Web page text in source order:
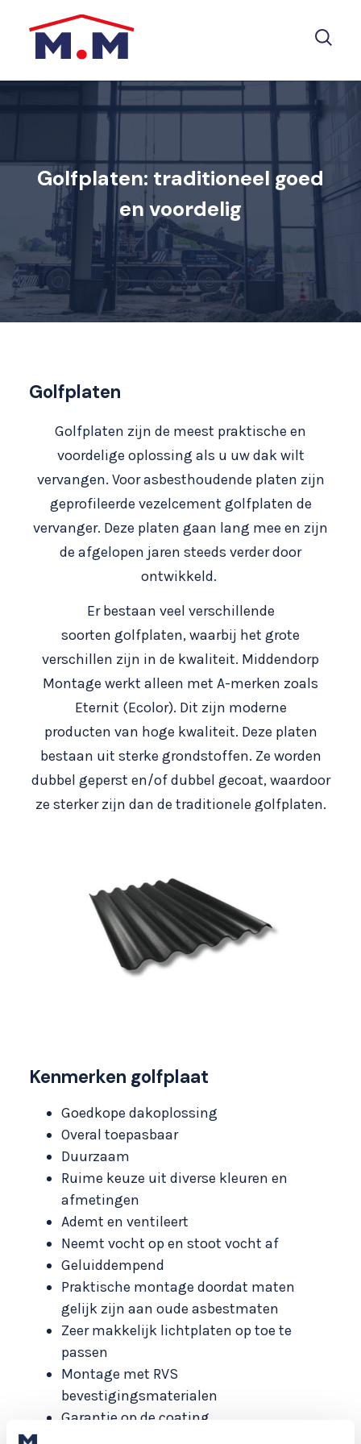
Golfplaten: traditioneel goed
en voordelig
Golfplaten
Golfplaten zijn de meest praktische en
voordelige oplossing als u uw dak wilt
vervangen. Voor asbesthoudende platen zijn
geprofileerde vezelcement golfplaten de
vervanger. Deze platen gaan lang mee en zijn
de afgelopen jaren steeds verder door
ontwikkeld.
Er bestaan veel verschillende
soorten golfplaten, waarbij het grote
verschillen zijn in de kwaliteit. Middendorp
Montage werkt alleen met A-merken zoals
Eternit (Ecolor). Dit zijn moderne
producten van hoge kwaliteit. Deze platen
bestaan uit sterke grondstoffen. Ze worden
dubbel geperst en/of dubbel gecoat, waardoor
ze sterker zijn dan de traditionele golfplaten.
Kenmerken golfplaat
Goedkope dakoplossing
Overal toepasbaar
Duurzaam
Ruime keuze uit diverse kleuren en
afmetingen
Ademt en ventileert
Neemt vocht op en stoot vocht af
Geluiddempend
Praktische montage doordat maten
gelijk zijn aan oude asbestmaten
Zeer makkelijk lichtplaten op toe te
passen
Montage met RVS
bevestigingsmaterialen
Garantie op de coating